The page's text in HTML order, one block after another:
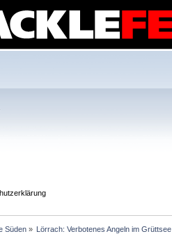
Süden» Lörrach: Verbotenes Angeln im Grüttsee